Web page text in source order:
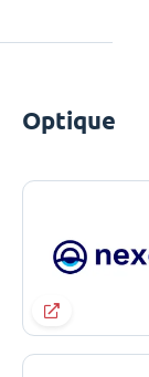
Optique